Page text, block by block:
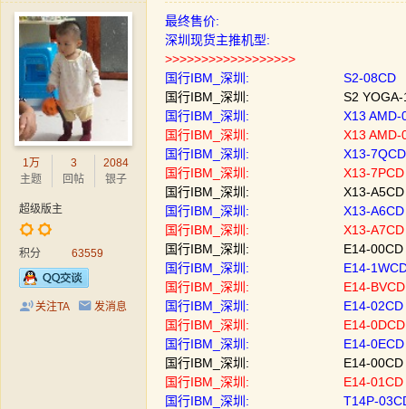
1万
主题
3
回帖
2084
银子
超级版主
积分 63559
关注TA 发消息
最终售价:
深圳现货主推机型:
>>>>>>>>>>>>>>>>>>
国行IBM_深圳: S2-08CD | 黑
国行IBM_深圳: S2 YOGA-
国行IBM_深圳: X13 AMD-
国行IBM_深圳: X13 AMD-
国行IBM_深圳: X13-7QCD |
国行IBM_深圳: X13-7PCD |
国行IBM_深圳: X13-A5CD |
国行IBM_深圳: X13-A6CD |
国行IBM_深圳: X13-A7CD |
国行IBM_深圳: E14-00CD |
国行IBM_深圳: E14-1WCD |
国行IBM_深圳: E14-BVCD |
国行IBM_深圳: E14-02CD |
国行IBM_深圳: E14-0DCD | 黑
国行IBM_深圳: E14-0ECD |
国行IBM_深圳: E14-00CD | 黑
国行IBM_深圳: E14-01CD | 黑
国行IBM_深圳: T14P-03CD |